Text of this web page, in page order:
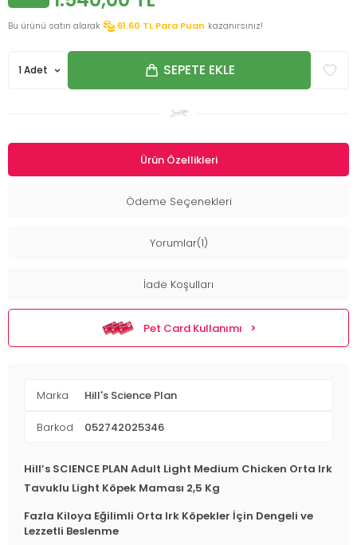
Bu ürünü satın alarak 61.60 TL Para Puan kazanırsınız!
SEPETE EKLE
Ürün Özellikleri
Ödeme Seçenekleri
Yorumlar(1)
İade Koşulları
Pet Card Kullanımı
Marka Hill's Science Plan
Barkod 052742025346
Hill’s SCIENCE PLAN Adult Light Medium Chicken Orta Irk
Tavuklu Light Köpek Maması 2,5 Kg
Fazla Kiloya Eğilimli Orta Irk Köpekler İçin Dengeli ve
Lezzetli Beslenme